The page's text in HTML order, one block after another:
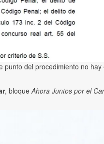
punto del procedimiento no
, bloqueAhora Juntos por el